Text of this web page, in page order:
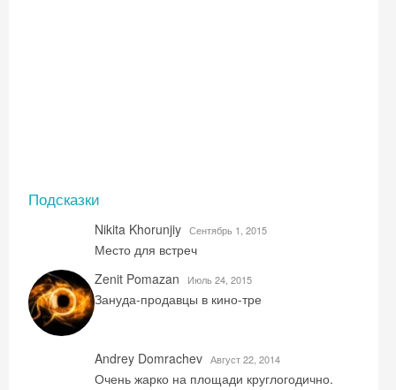
Подсказки
Nikita Khorunjiy Сентябрь 1, 2015
Место для встреч
Zenit Pomazan
Июль 24, 2015
Зануда-продавцы в кино-тре
Andrey Domrachev Август 22, 2014
Очень жарко на площади круглогодично.